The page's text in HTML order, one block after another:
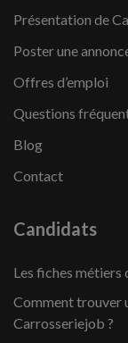
Présentation de
Poster une
Offres d’emploi
Questions
Blog
Contact
Candidats
Les fiches métiers
Comment trouver
Carrosseriejob ?